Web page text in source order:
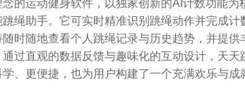
的运动健身软件，以独家创新的AI计数功能为
绳助手。它可实时精准识别跳绳动作并完成计
时随地查看个人跳绳记录与历史趋势，并提供
过直观的数据反馈与趣味化的互动设计，天天
、更便捷，也为用户构建了一个充满欢乐与成